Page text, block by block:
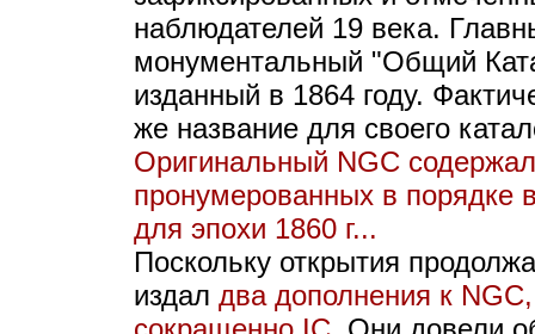
наблюдателей 19 века.
монументальный "Общий
изданный в 1864 году.
же название для своего
Оригинальный NGC
пронумерованных в порядке
для эпохи 1860 г...
Поскольку открытия
издал два дополнения к